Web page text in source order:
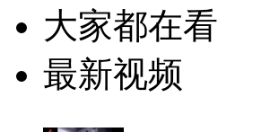
大家都在看
最新视频